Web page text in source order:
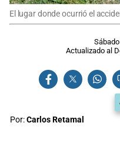
El lugar donde ocurrió el
Actualizado al
Por:Carlos Retamal